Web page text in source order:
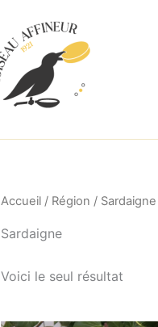
Accueil / Région / Sardaigne
Sardaigne
Voici le seul résultat